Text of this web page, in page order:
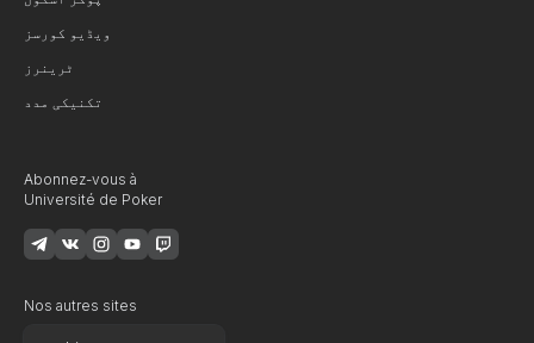
ویڈیو کورسز
ٹرینرز
تکنیکی مدد
Abonnez-vous à
Université de Poker
Nos autres sites